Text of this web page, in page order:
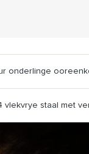
onderlinge
vlekvrye staal met